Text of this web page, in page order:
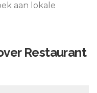
aan lokale
Restaurant